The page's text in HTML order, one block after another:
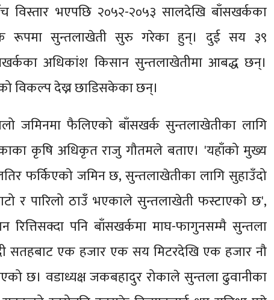
विस्तार भएपछि २०५२-२०५३ सालदेखि बाँसखर्कका
रूपमा सुन्तलाखेती सुरु गरेका हुन्। दुई सय ३९
अधिकांश किसान सुन्तलाखेतीमा आबद्ध छन्।
विकल्प देख्न छाडिसकेका छन्।
जमिनमा फैलिएको बाँसखर्क सुन्तलाखेतीका लागि
कृषि अधिकृत राजु गौतमले बताए। 'यहाँको मुख्य
फर्किएको जमिन छ, सुन्तलाखेतीका लागि सुहाउँदो
र पारिलो ठाउँ भएकाले सुन्तलाखेती फस्टाएको छ',
रित्तिसक्दा पनि बाँसखर्कमा माघ-फागुनसम्मै सुन्तला
सतहबाट एक हजार एक सय मिटरदेखि एक हजार नौ
छ। वडाध्यक्ष जकबहादुर रोकाले सुन्तला ढुवानीका